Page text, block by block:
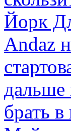
Йорк
Andaz
дальше
брать